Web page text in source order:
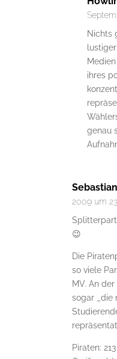
Nichts
ihres
genau
2009 um
😉
Die
so viele
MV. An
sogar _die
Piraten: